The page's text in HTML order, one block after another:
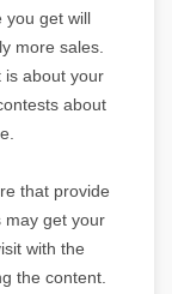
you get will
more sales.
is about your
about
that provide
may get your
with the
the content.